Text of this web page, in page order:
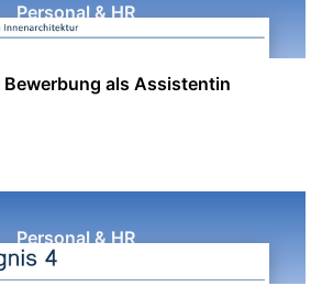
Personal & HR
als Assistentin
Personal & HR